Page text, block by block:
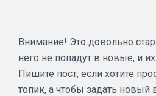
Внимание! Это довольно
него не попадут в новые, и
Пишите пост, если хотите
топик, а чтобы задать новый